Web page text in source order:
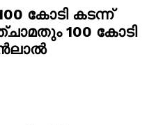
കോടി കടന്ന്
100 കോടി